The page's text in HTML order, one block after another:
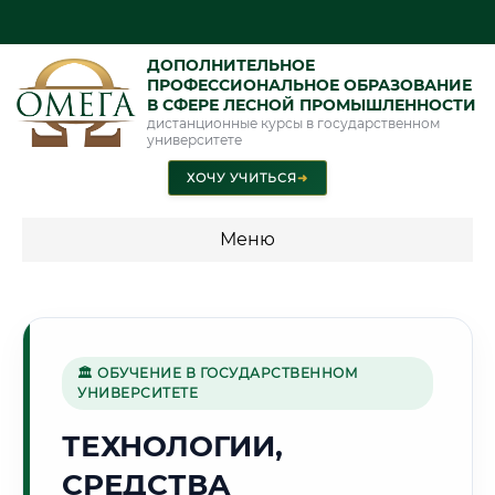
ДОПОЛНИТЕЛЬНОЕ
ПРОФЕССИОНАЛЬНОЕ ОБРАЗОВАНИЕ
В СФЕРЕ ЛЕСНОЙ ПРОМЫШЛЕННОСТИ
дистанционные курсы в государственном
университете
ХОЧУ УЧИТЬСЯ➜
Меню
промышленность"
🌊
🏛 ОБУЧЕНИЕ В ГОСУДАРСТВЕННОМ
УНИВЕРСИТЕТЕ
ТЕХНОЛОГИИ,
СРЕДСТВА